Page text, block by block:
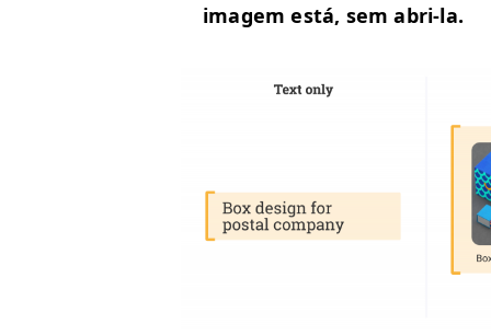
imagem está, sem abri-la.